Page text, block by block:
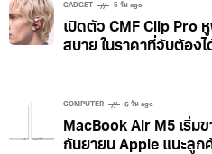
GADGET 5 วัน ago
เปิดตัว CMF Clip Pro
สบาย ในราคาที่จับต้องไ
COMPUTER 6 วัน ago
MacBook Air M5 เริ่ม
กันยายน Apple แนะลูก